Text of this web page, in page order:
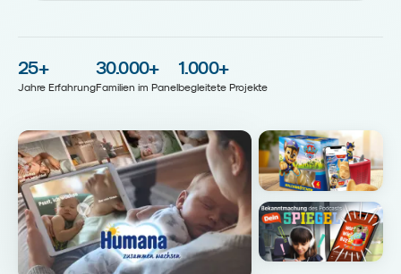
25+
Jahre Erfahrung
30.000+
Familien im Panel
1.000+
begleitete Projekte